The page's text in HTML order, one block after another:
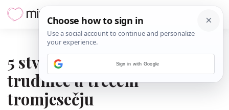
5 stvari s kojima se bore
trudnice u trećem
tromjesečju
Sign in with Google